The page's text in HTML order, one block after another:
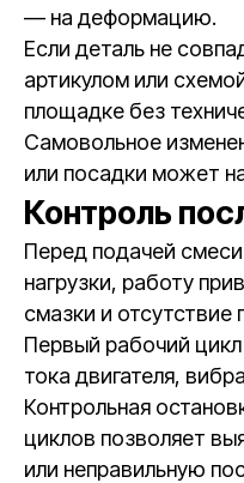
— на деформацию.
Если деталь не
артикулом или
площадке без
Самовольное
или посадки может
Контроль
Перед подачей
нагрузки, работу
смазки и отсутствие
Первый рабочий
тока двигателя,
Контрольная
циклов позволяет
или неправильную